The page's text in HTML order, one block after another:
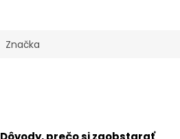
Značka